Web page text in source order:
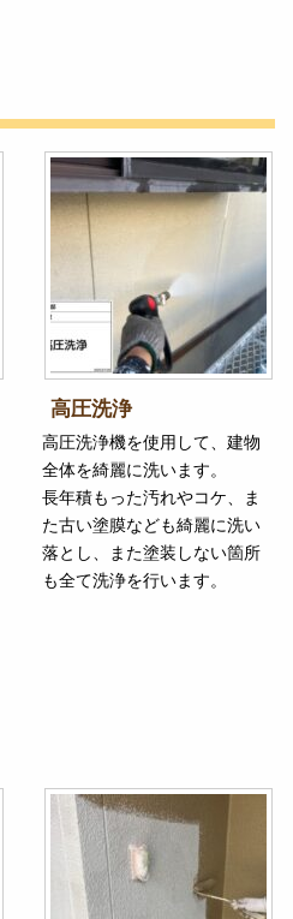
高圧洗浄
高圧洗浄機を使用して、建物
全体を綺麗に洗います。
長年積もった汚れやコケ、ま
た古い塗膜なども綺麗に洗い
落とし、また塗装しない箇所
も全て洗浄を行います。